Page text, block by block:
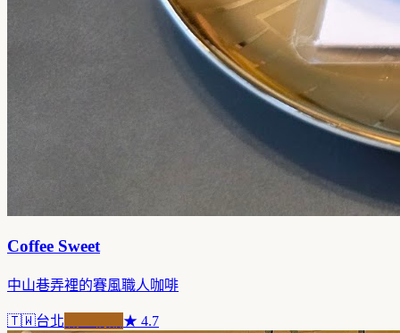
Coffee Sweet
中山巷弄裡的賽風職人咖啡
🇹🇼台北 ★ 4.7